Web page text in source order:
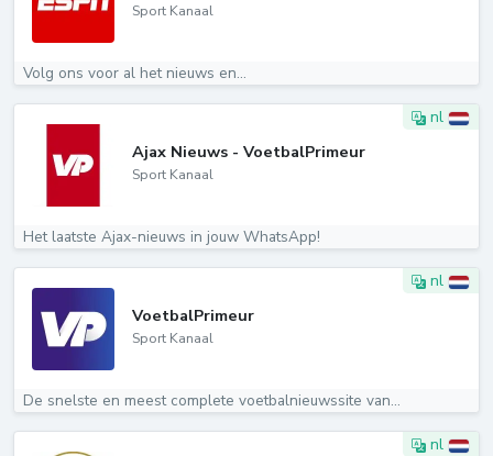
Sport Kanaal
Volg ons voor al het nieuws en...
nl
Ajax Nieuws - VoetbalPrimeur
Sport Kanaal
Het laatste Ajax-nieuws in jouw WhatsApp!
nl
VoetbalPrimeur
Sport Kanaal
De snelste en meest complete voetbalnieuwssite van...
nl